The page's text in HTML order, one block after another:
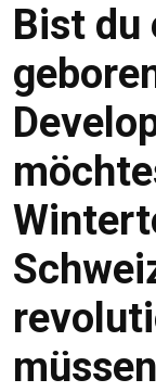
Bist du